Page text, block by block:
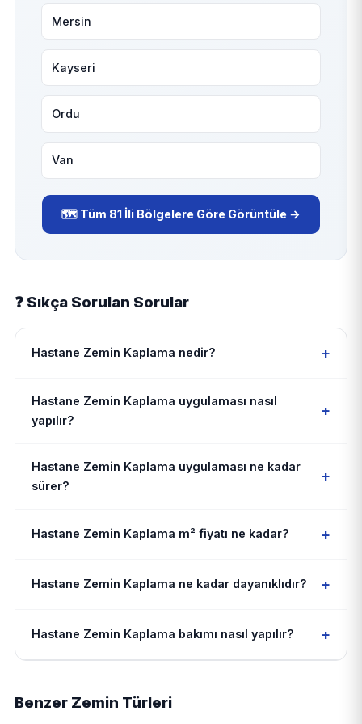
Mersin
Kayseri
Ordu
Van
🗺️ Tüm 81 İli Bölgelere Göre Görüntüle →
❓ Sıkça Sorulan Sorular
Hastane Zemin Kaplama nedir? +
Hastane Zemin Kaplama uygulaması nasıl
yapılır?
+
Hastane Zemin Kaplama uygulaması ne kadar
sürer?
+
Hastane Zemin Kaplama m² fiyatı ne kadar? +
Hastane Zemin Kaplama ne kadar dayanıklıdır? +
Hastane Zemin Kaplama bakımı nasıl yapılır? +
Benzer Zemin Türleri